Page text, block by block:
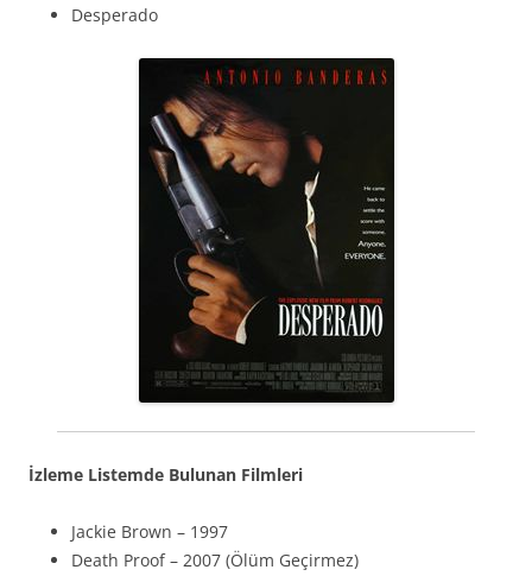
Desperado
İzleme Listemde Bulunan Filmleri
Jackie Brown – 1997
Death Proof – 2007 (Ölüm Geçirmez)